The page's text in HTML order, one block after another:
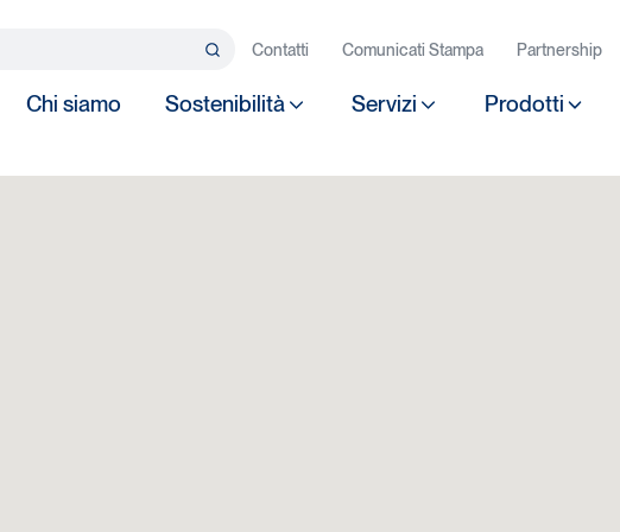
Chi siamo Sostenibilità Servizi Prodotti
SearchContatti Comunicati Stampa Partnership